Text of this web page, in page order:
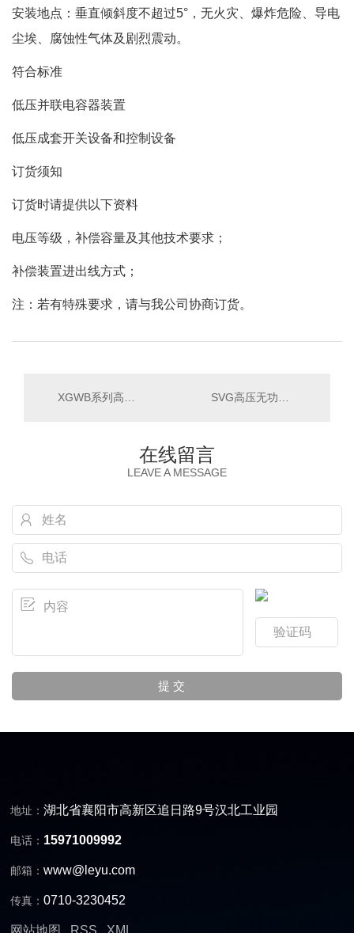
安装地点：垂直倾斜度不超过5°，无火灾、爆炸危险、导电
尘埃、腐蚀性气体及剧烈震动。
符合标准
低压并联电容器装置
低压成套开关设备和控制设备
订货须知
订货时请提供以下资料
电压等级，补偿容量及其他技术要求；
补偿装置进出线方式；
注：若有特殊要求，请与我公司协商订货。
在线留言
LEAVE A MESSAGE
地址：湖北省襄阳市高新区追日路9号汉北工业园
电话： 15971009992
邮箱：www@leyu.com
传真：0710-3230452
网站地图 RSS XML